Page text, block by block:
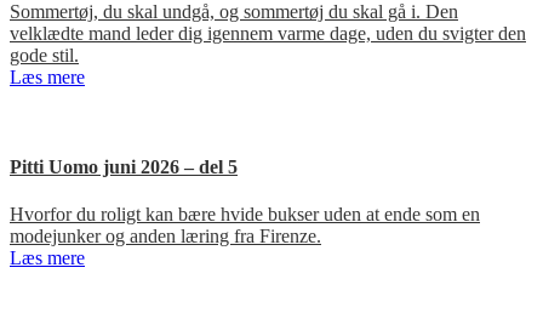
Sommertøj, du skal undgå, og sommertøj du skal gå i. Den
velklædte mand leder dig igennem varme dage, uden du svigter den
gode stil.
Læs mere
Pitti Uomo juni 2026 – del 5
Hvorfor du roligt kan bære hvide bukser uden at ende som en
modejunker og anden læring fra Firenze.
Læs mere